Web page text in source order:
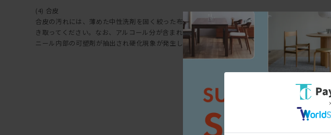
(4) 合皮
合皮の汚れには、薄めた中性洗剤を固く絞った布で拭き上げた後に、乾いた布で水分を充分に拭
き取ってください。なお、アルコール分が含まれた洗剤などで拭き掃除を繰り返した場合、塩化ビ
ニール内部の可塑剤が抽出され硬化現象が発生しますので注意が必要です。